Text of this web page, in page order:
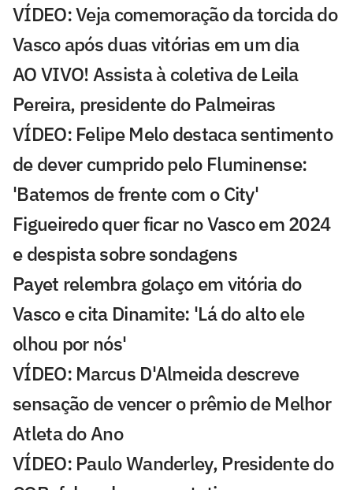
VÍDEO: Veja comemoração da torcida do
Vasco após duas vitórias em um dia
AO VIVO! Assista à coletiva de Leila
Pereira, presidente do Palmeiras
VÍDEO: Felipe Melo destaca sentimento
de dever cumprido pelo Fluminense:
'Batemos de frente com o City'
Figueiredo quer ficar no Vasco em 2024
e despista sobre sondagens
Payet relembra golaço em vitória do
Vasco e cita Dinamite: 'Lá do alto ele
olhou por nós'
VÍDEO: Marcus D'Almeida descreve
sensação de vencer o prêmio de Melhor
Atleta do Ano
VÍDEO: Paulo Wanderley, Presidente do